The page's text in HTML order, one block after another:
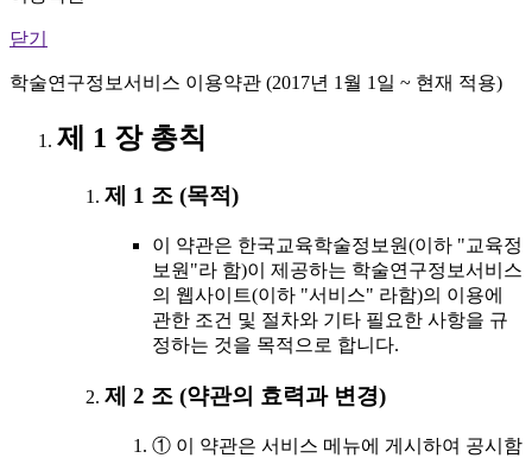
닫기
학술연구정보서비스 이용약관 (2017년 1월 1일 ~ 현재 적용)
제 1 장 총칙
제 1 조 (목적)
이 약관은 한국교육학술정보원(이하 "교육정
보원"라 함)이 제공하는 학술연구정보서비스
의 웹사이트(이하 "서비스" 라함)의 이용에
관한 조건 및 절차와 기타 필요한 사항을 규
정하는 것을 목적으로 합니다.
제 2 조 (약관의 효력과 변경)
① 이 약관은 서비스 메뉴에 게시하여 공시함